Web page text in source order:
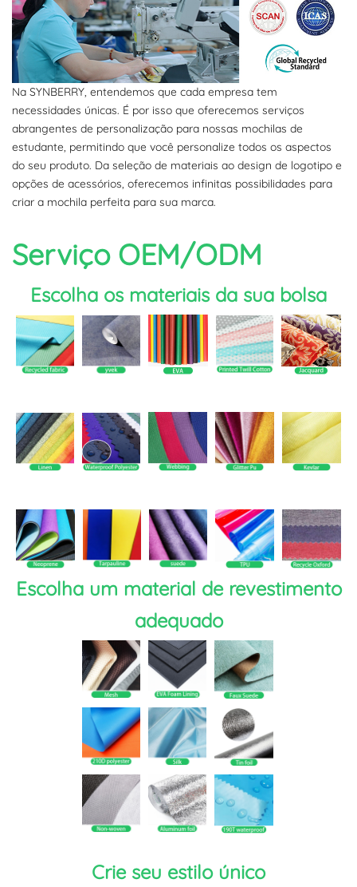
Na SYNBERRY, entendemos que cada empresa tem
necessidades únicas. É por isso que oferecemos serviços
abrangentes de personalização para nossas mochilas de
estudante, permitindo que você personalize todos os aspectos
do seu produto. Da seleção de materiais ao design de logotipo e
opções de acessórios, oferecemos infinitas possibilidades para
criar a mochila perfeita para sua marca.
Serviço OEM/ODM
Escolha os materiais da sua bolsa
Escolha um material de revestimento
adequado
Crie seu estilo único